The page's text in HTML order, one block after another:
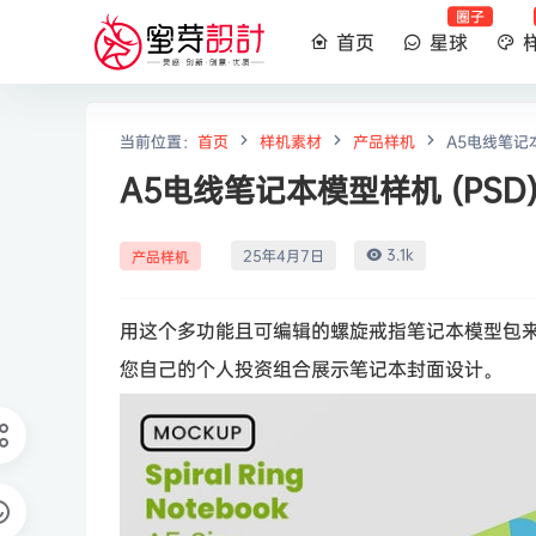
首页 星球
圈子
当前位置： 首页 样机素材 产品样机 A5电线笔记
A5电线笔记本模型样机
产品样机 25年4月7日 3.1k
用这个多功能且可编辑的螺旋戒指笔记本模型
您自己的个人投资组合展示笔记本封面设计。